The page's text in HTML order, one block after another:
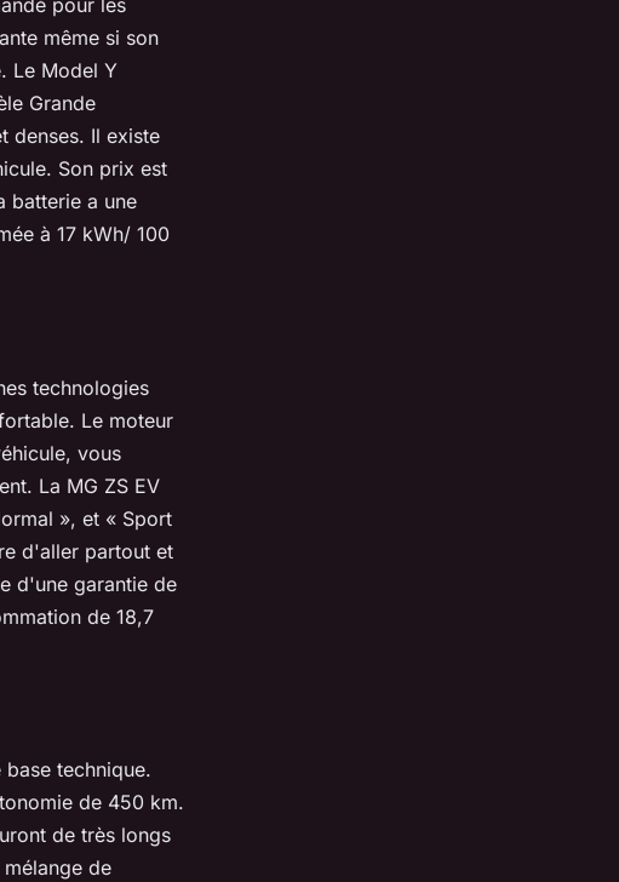
même si son
Le Model Y
Grande
denses. Il existe
Son prix est
batterie a une
à 17 kWh/ 100
technologies
Le moteur
vous
La MG ZS EV
», et « Sport
d'aller partout et
d'une garantie de
de 18,7
technique.
de 450 km.
de très longs
de